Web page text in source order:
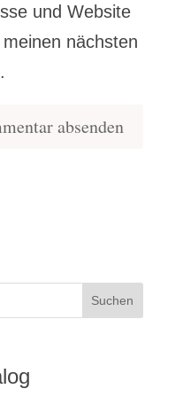
und Website
nächsten